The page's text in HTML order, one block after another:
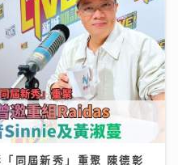
同屆新秀」重聚 陳德彰